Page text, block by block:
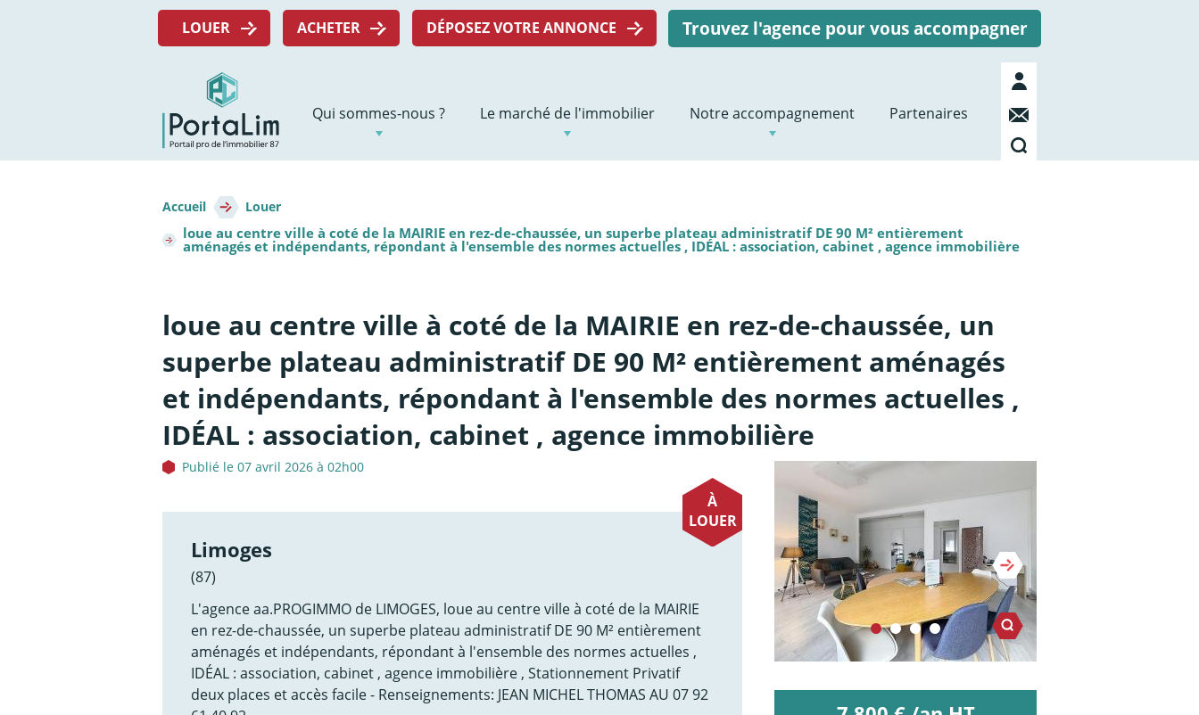
Menu
LOUER ACHETER DÉPOSEZ VOTRE ANNONCE Trouvez l'agence pour vous accompagner
Navigation
principale
Qui sommes-nous ? Le marché de l'immobilier Notre accompagnement Partenaires
Mon
compte
Contact
Recherche
d'Ariane
Accueil Louer
loue au centre ville à coté de la MAIRIE en rez-de-chaussée, un superbe plateau administratif DE 90 M² entièrement
aménagés et indépendants, répondant à l'ensemble des normes actuelles , IDÉAL : association, cabinet , agence immobilière
loue au centre ville à coté de la MAIRIE en rez-de-chaussée, un
superbe plateau administratif DE 90 M² entièrement aménagés
et indépendants, répondant à l'ensemble des normes actuelles ,
IDÉAL : association, cabinet , agence immobilière
Publié le 07 avril 2026 à 02h00
À
LOUER
Limoges
(87)
L'agence aa.PROGIMMO de LIMOGES, loue au centre ville à coté de la MAIRIE
en rez-de-chaussée, un superbe plateau administratif DE 90 M² entièrement
aménagés et indépendants, répondant à l'ensemble des normes actuelles ,
IDÉAL : association, cabinet , agence immobilière , Stationnement Privatif
deux places et accès facile - Renseignements: JEAN MICHEL THOMAS AU 07 92